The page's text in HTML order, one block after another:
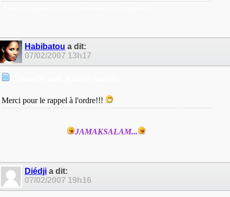
Habibatou a dit:
07/02/2007 13h17
Merci pour le rappel à l'ordre!!!
JAMAKSALAM...
Diédji a dit:
07/02/2007 19h16